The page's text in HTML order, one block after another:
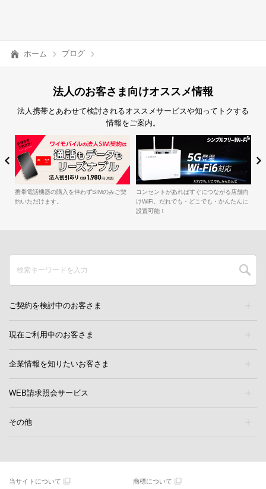
ホーム ブログ
法人のお客さま向けオススメ情報
法人携帯とあわせて検討されるオススメサービスや知ってトクする
情報をご案内。
携帯電話機器の購入を伴わずSIMのみご契
約いただけます。
コンセントがあればすぐにつながる店舗向
けWiFi。だれでも・どこでも・かんたんに
設置可能！
ご契約を検討中のお客さま
現在ご利用中のお客さま
企業情報を知りたいお客さま
WEB請求照会サービス
その他
当サイトについて 商標について